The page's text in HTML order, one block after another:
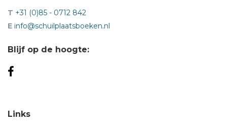
T +31 (0)85 - 0712 842
E info@schuilplaatsboeken.nl
Blijf op de hoogte:
Links